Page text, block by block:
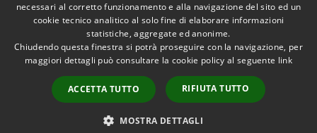
RSS
Accessibilità
Copyright © 2026 • Comune di
Casola in Lunigiana • Powered
byMunicipium
Accesso
redazione
necessari al corretto funzionamento e alla navigazione del sito ed un
cookie tecnico analitico al solo fine di elaborare informazioni
statistiche, aggregate ed anonime.
Chiudendo questa finestra si potrà proseguire con la navigazione, per
maggiori dettagli può consultare la cookie policy al seguente link
ACCETTA TUTTO RIFIUTA TUTTO
MOSTRA DETTAGLI